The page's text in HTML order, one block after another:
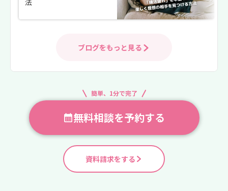
法
ブログをもっと見る
簡単、1分で完了
無料相談を予約する
資料請求をする